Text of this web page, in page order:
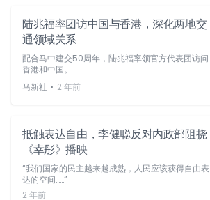
陆兆福率团访中国与香港，深化两地交
通领域关系
配合马中建交50周年，陆兆福率领官方代表团访问
香港和中国。
马新社 ⋅ 2 年前
抵触表达自由，李健聪反对内政部阻挠
《幸彤》播映
“我们国家的民主越来越成熟，人民应该获得自由表
达的空间……”
2 年前